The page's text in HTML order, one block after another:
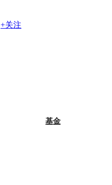
+关注
基金